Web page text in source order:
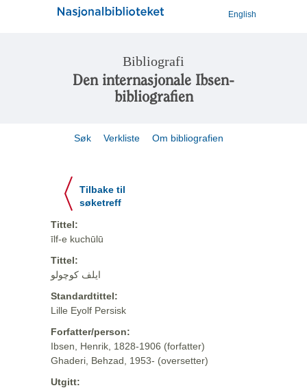
English
Bibliografi
Den internasjonale Ibsen-
bibliografien
Søk Verkliste Om bibliografien
Tilbake til
søketreff
Tittel:
īlf-e kuchūlū
Tittel:
ایلف کوچولو
Standardtittel:
Lille Eyolf Persisk
Forfatter/person:
Ibsen, Henrik, 1828-1906 (forfatter)
Ghaderi, Behzad, 1953- (oversetter)
Utgitt: